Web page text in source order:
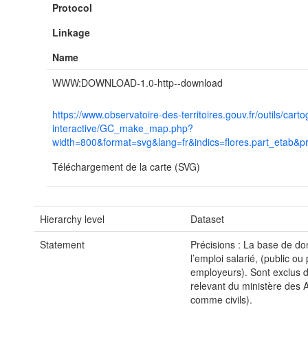
Protocol
Linkage
Name
WWW:DOWNLOAD-1.0-http--download
https://www.observatoire-des-territoires.gouv.fr/outils/
interactive/GC_make_map.php?
Téléchargement de la carte (SVG)
Hierarchy level
Dataset
Statement
Précisions : La base de
l’emploi salarié, (public
employeurs). Sont exclus
relevant du ministère des
comme civils).